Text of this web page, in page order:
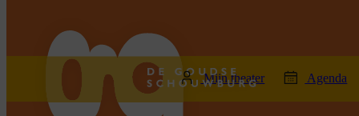
Mijn theater Agenda